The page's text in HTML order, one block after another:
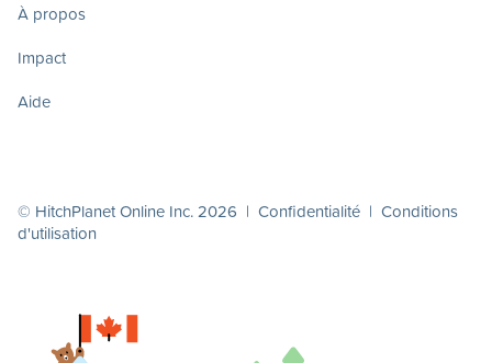
À propos
Impact
Aide
© HitchPlanet Online Inc. 2026 | Confidentialité | Conditions
d'utilisation